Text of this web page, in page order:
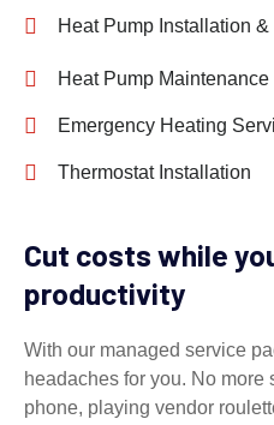
Heat Pump Installation
Heat Pump Maintenance
Emergency Heating
Thermostat Installation
Cut costs while
productivity
With our managed service
headaches for you. No more
phone, playing vendor